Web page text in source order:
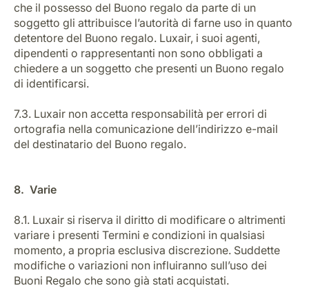
che il possesso del Buono regalo da parte di un
soggetto gli attribuisce l’autorità di farne uso in quanto
detentore del Buono regalo. Luxair, i suoi agenti,
dipendenti o rappresentanti non sono obbligati a
chiedere a un soggetto che presenti un Buono regalo
di identificarsi.
7.3. Luxair non accetta responsabilità per errori di
ortografia nella comunicazione dell’indirizzo e-mail
del destinatario del Buono regalo.
8. Varie
8.1. Luxair si riserva il diritto di modificare o altrimenti
variare i presenti Termini e condizioni in qualsiasi
momento, a propria esclusiva discrezione. Suddette
modifiche o variazioni non influiranno sull’uso dei
Buoni Regalo che sono già stati acquistati.